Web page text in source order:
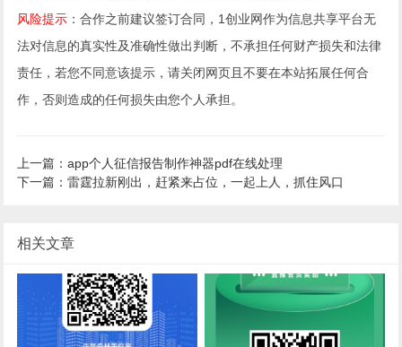
风险提示 ：合作之前建议签订合同，1创业网作为信息共享平台无
法对信息的真实性及准确性做出判断，不承担任何财产损失和法律
责任，若您不同意该提示，请关闭网页且不要在本站拓展任何合
作，否则造成的任何损失由您个人承担。
上一篇：app个人征信报告制作神器pdf在线处理
下一篇：雷霆拉新刚出，赶紧来占位，一起上人，抓住风口
相关文章